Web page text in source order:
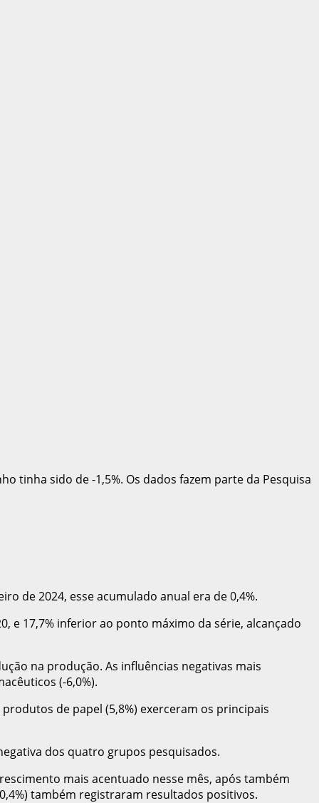
tinha sido de -1,5%. Os dados fazem parte da Pesquisa
de 2024, esse acumulado anual era de 0,4%.
e 17,7% inferior ao ponto máximo da série, alcançado
na produção. As influências negativas mais
(-6,0%).
de papel (5,8%) exerceram os principais
dos quatro grupos pesquisados.
mais acentuado nesse mês, após também
também registraram resultados positivos.